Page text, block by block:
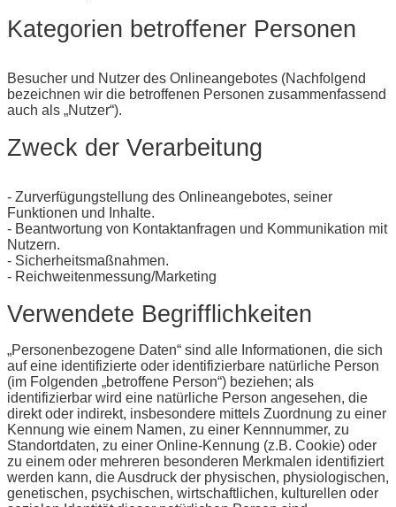
Kategorien betroffener Personen
Besucher und Nutzer des Onlineangebotes (Nachfolgend
bezeichnen wir die betroffenen Personen zusammenfassend
auch als „Nutzer“).
Zweck der Verarbeitung
- Zurverfügungstellung des Onlineangebotes, seiner
Funktionen und Inhalte.
- Beantwortung von Kontaktanfragen und Kommunikation mit
Nutzern.
- Sicherheitsmaßnahmen.
- Reichweitenmessung/Marketing
Verwendete Begrifflichkeiten
„Personenbezogene Daten“ sind alle Informationen, die sich
auf eine identifizierte oder identifizierbare natürliche Person
(im Folgenden „betroffene Person“) beziehen; als
identifizierbar wird eine natürliche Person angesehen, die
direkt oder indirekt, insbesondere mittels Zuordnung zu einer
Kennung wie einem Namen, zu einer Kennnummer, zu
Standortdaten, zu einer Online-Kennung (z.B. Cookie) oder
zu einem oder mehreren besonderen Merkmalen identifiziert
werden kann, die Ausdruck der physischen, physiologischen,
genetischen, psychischen, wirtschaftlichen, kulturellen oder